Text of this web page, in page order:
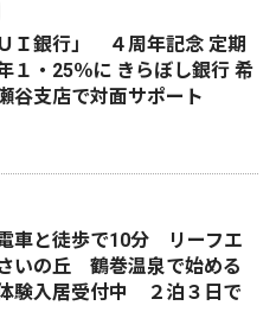
Ｉ銀行」 ４周年記念 定期
１・25％に きらぼし銀行 希
谷支店で対面サポート
車と徒歩で10分 リーフエ
いの丘 鶴巻温泉で始める
験入居受付中 ２泊３日で